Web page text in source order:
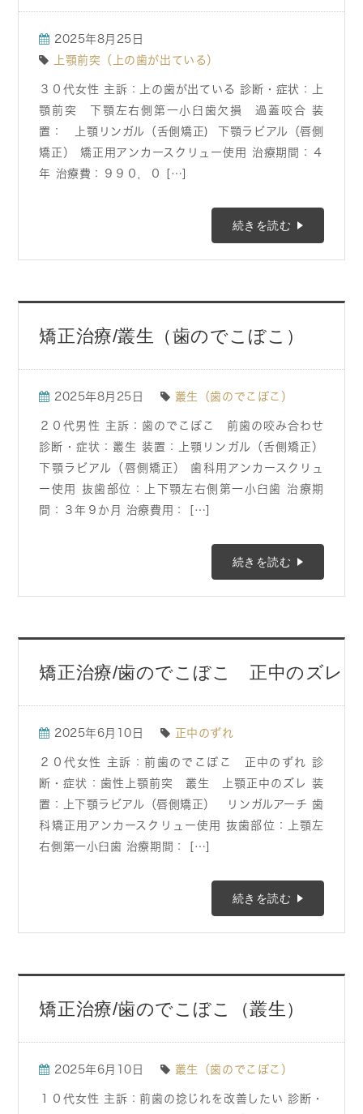
2025年8月25日
上顎前突（上の歯が出ている）
３０代女性 主訴：上の歯が出ている 診断・症状：上
顎前突 下顎左右側第一小臼歯欠損 過蓋咬合 装
置： 上顎リンガル（舌側矯正) 下顎ラビアル（唇側
矯正） 矯正用アンカースクリュー使用 治療期間：４
年 治療費：９９０，０ […]
続きを読む
矯正治療/叢生（歯のでこぼこ）
2025年8月25日 叢生（歯のでこぼこ）
２０代男性 主訴：歯のでこぼこ 前歯の咬み合わせ
診断・症状：叢生 装置：上顎リンガル（舌側矯正）
下顎ラビアル（唇側矯正） 歯科用アンカースクリュ
ー使用 抜歯部位：上下顎左右側第一小臼歯 治療期
間：３年９か月 治療費用： […]
続きを読む
矯正治療/歯のでこぼこ 正中のズレ
2025年6月10日 正中のずれ
２０代女性 主訴：前歯のでこぼこ 正中のずれ 診
断・症状：歯性上顎前突 叢生 上顎正中のズレ 装
置：上下顎ラビアル（唇側矯正） リンガルアーチ 歯
科矯正用アンカースクリュー使用 抜歯部位：上顎左
右側第一小臼歯 治療期間： […]
続きを読む
矯正治療/歯のでこぼこ（叢生）
2025年6月10日 叢生（歯のでこぼこ）
１０代女性 主訴：前歯の捻じれを改善したい 診断・